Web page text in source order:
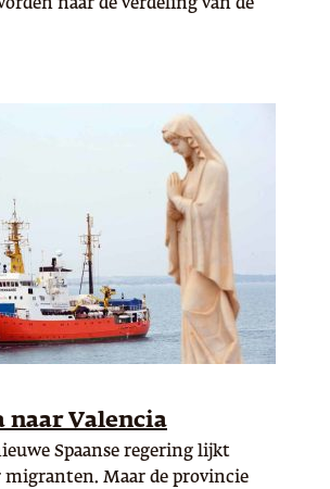
naar de verdeling van de
naar Valencia
Spaanse regering lijkt
migranten. Maar de provincie